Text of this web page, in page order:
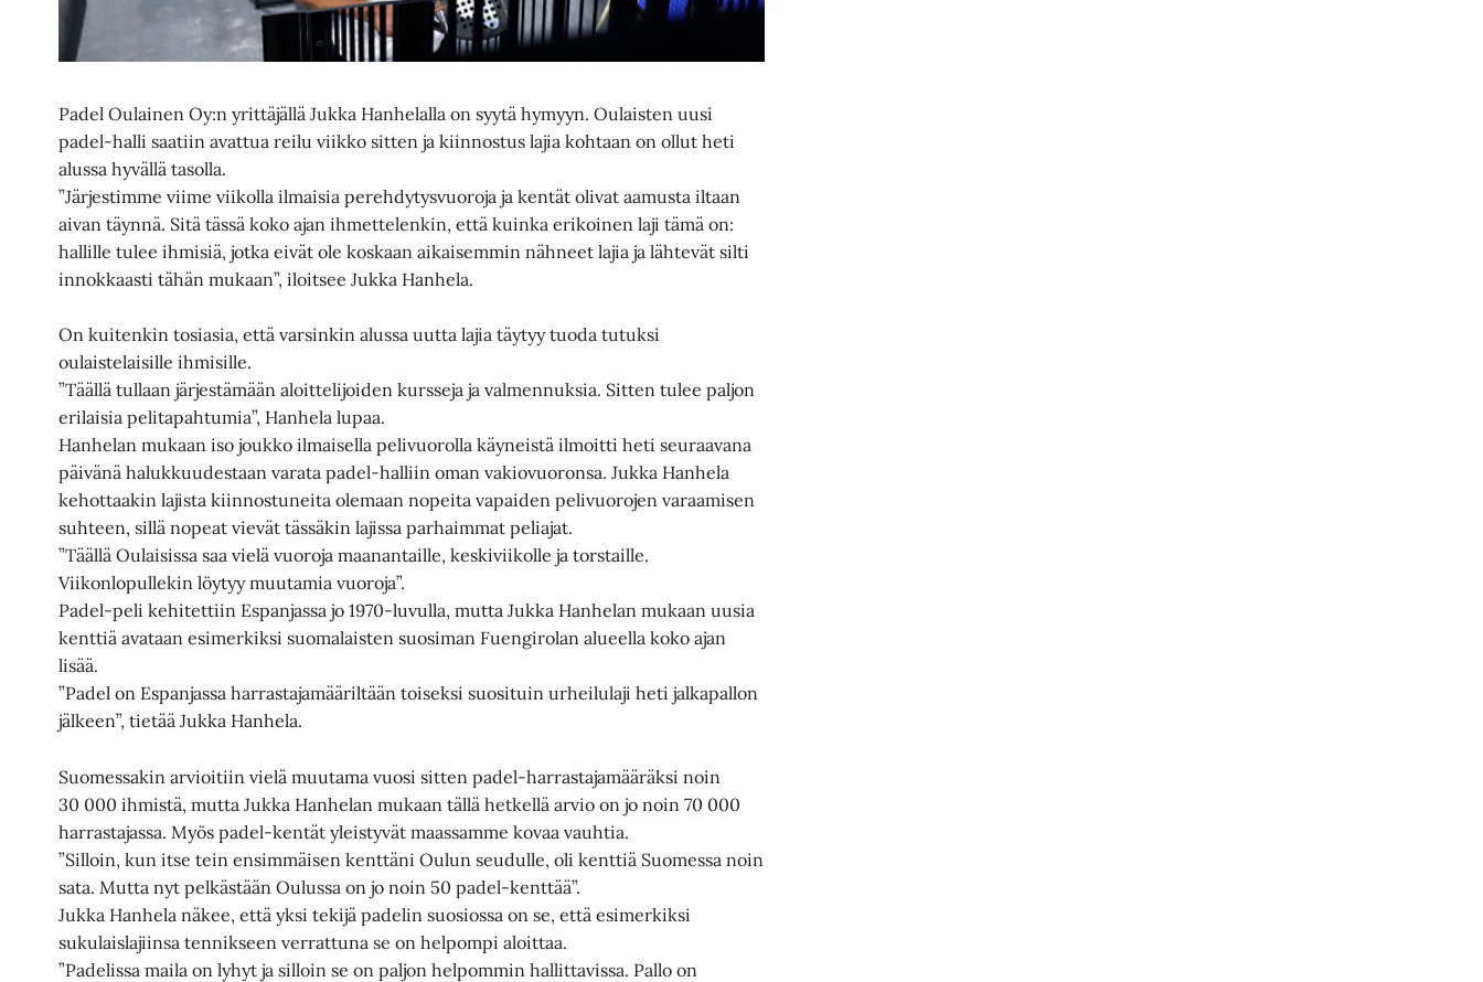
Padel Oulainen Oy:n yrittäjällä Jukka Hanhelalla on syytä hymyyn. Oulaisten uusi
padel-halli saatiin avattua reilu viikko sitten ja kiinnostus lajia kohtaan on ollut heti
alussa hyvällä tasolla.
”Järjestimme viime viikolla ilmaisia perehdytysvuoroja ja kentät olivat aamusta iltaan
aivan täynnä. Sitä tässä koko ajan ihmettelenkin, että kuinka erikoinen laji tämä on:
hallille tulee ihmisiä, jotka eivät ole koskaan aikaisemmin nähneet lajia ja lähtevät silti
innokkaasti tähän mukaan”, iloitsee Jukka Hanhela.
On kuitenkin tosiasia, että varsinkin alussa uutta lajia täytyy tuoda tutuksi
oulaistelaisille ihmisille.
”Täällä tullaan järjestämään aloittelijoiden kursseja ja valmennuksia. Sitten tulee paljon
erilaisia pelitapahtumia”, Hanhela lupaa.
Hanhelan mukaan iso joukko ilmaisella pelivuorolla käyneistä ilmoitti heti seuraavana
päivänä halukkuudestaan varata padel-halliin oman vakiovuoronsa. Jukka Hanhela
kehottaakin lajista kiinnostuneita olemaan nopeita vapaiden pelivuorojen varaamisen
suhteen, sillä nopeat vievät tässäkin lajissa parhaimmat peliajat.
”Täällä Oulaisissa saa vielä vuoroja maanantaille, keskiviikolle ja torstaille.
Viikonlopullekin löytyy muutamia vuoroja”.
Padel-peli kehitettiin Espanjassa jo 1970-luvulla, mutta Jukka Hanhelan mukaan uusia
kenttiä avataan esimerkiksi suomalaisten suosiman Fuengirolan alueella koko ajan
lisää.
”Padel on Espanjassa harrastajamääriltään toiseksi suosituin urheilulaji heti jalkapallon
jälkeen”, tietää Jukka Hanhela.
Suomessakin arvioitiin vielä muutama vuosi sitten padel-harrastajamääräksi noin
30 000 ihmistä, mutta Jukka Hanhelan mukaan tällä hetkellä arvio on jo noin 70 000
harrastajassa. Myös padel-kentät yleistyvät maassamme kovaa vauhtia.
”Silloin, kun itse tein ensimmäisen kenttäni Oulun seudulle, oli kenttiä Suomessa noin
sata. Mutta nyt pelkästään Oulussa on jo noin 50 padel-kenttää”.
Jukka Hanhela näkee, että yksi tekijä padelin suosiossa on se, että esimerkiksi
sukulaislajiinsa tennikseen verrattuna se on helpompi aloittaa.
”Padelissa maila on lyhyt ja silloin se on paljon helpommin hallittavissa. Pallo on